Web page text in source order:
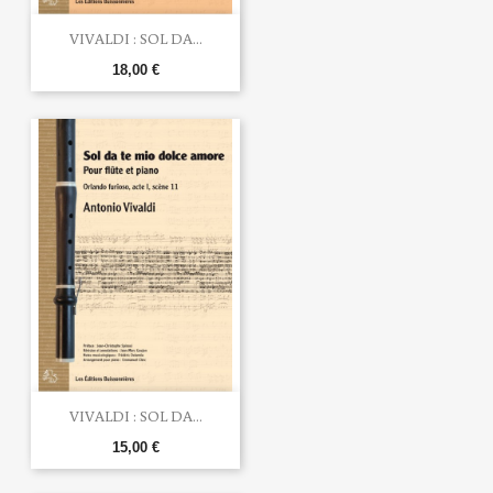
VIVALDI : SOL DA...
18,00 €
VIVALDI : SOL DA...
15,00 €